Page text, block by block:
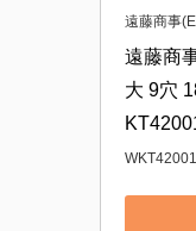
遠藤商事
遠藤商
大 9穴
WKT42001